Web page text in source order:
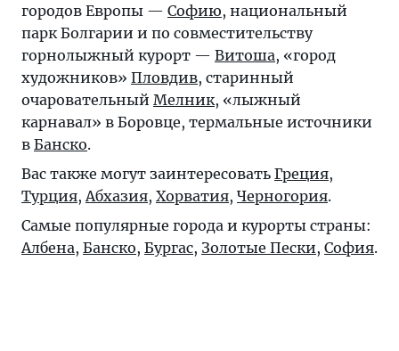
городов Европы — Софию, национальный
парк Болгарии и по совместительству
горнолыжный курорт — Витоша, «город
художников» Пловдив, старинный
очаровательный Мелник, «лыжный
карнавал» в Боровце, термальные источники
в Банско.
Вас также могут заинтересовать Греция,
Турция, Абхазия, Хорватия, Черногория.
Самые популярные города и курорты страны:
Албена, Банско, Бургас, Золотые Пески, София.